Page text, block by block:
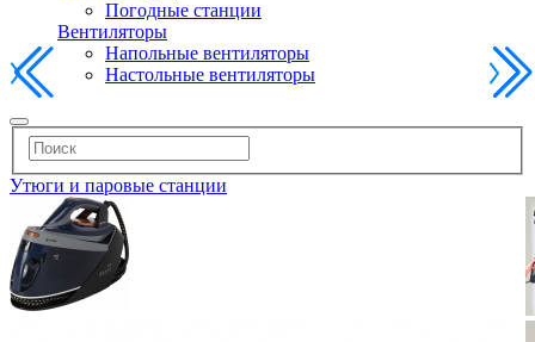
Погодные станции
Вентиляторы
Напольные вентиляторы
Настольные вентиляторы
Утюги и паровые станции